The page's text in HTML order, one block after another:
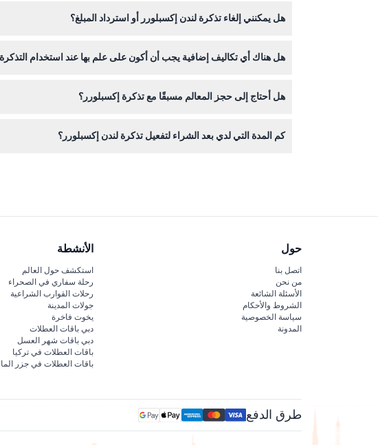
هل يمكنني إلغاء تذكرة لندن إكسبلورر أو استرداد المبلغ؟
هل هناك أي تكاليف إضافية يجب أن أكون على علم بها عند استخدام
هل أحتاج إلى حجز المعالم مسبقًا مع تذكرة إكسبلورر؟
كم المدة التي لدي بعد الشراء لتفعيل تذكرة لندن إكسبلورر؟
حول
اتصل بنا
من نحن
الأسئلة الشائعة
الشروط والأحكام
سياسة الخصوصية
المدونة
الأنشطة
استكشف حول العالم
رحلة سفاري في الصحراء
رحلات القوارب الشراعية
جولات المدينة
يخوت فاخرة
دبي باقات العطلات
دبي باقات شهر العسل
باقات العطلات في تركيا
باقات العطلات في جزر
طرق الدفع